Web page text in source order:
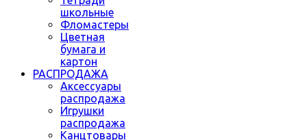
школьные
Фломастеры
Цветная
бумага и
картон
РАСПРОДАЖА
Аксессуары
распродажа
Игрушки
распродажа
Канцтовары